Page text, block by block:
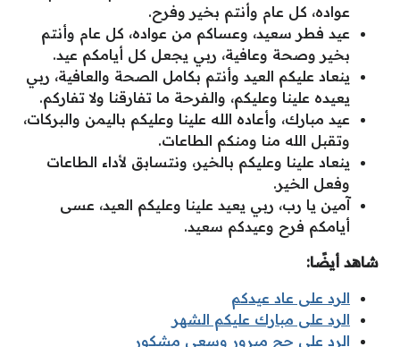
عواده، كل عام وأنتم بخير وفرح.
عيد فطر سعيد، وعساكم من عواده، كل عام وأنتم
بخير وصحة وعافية، ربي يجعل كل أيامكم عيد.
ينعاد عليكم العيد وأنتم بكامل الصحة والعافية، ربي
يعيده علينا وعليكم، والفرحة ما تفارقنا ولا تفاركم.
عيد مبارك، وأعاده الله علينا وعليكم باليمن والبركات،
وتقبل الله منا ومنكم الطاعات.
ينعاد علينا وعليكم بالخير، ونتسابق لأداء الطاعات
وفعل الخير.
آمين يا رب، ربي يعيد علينا وعليكم العيد، عسى
أيامكم فرح وعيدكم سعيد.
شاهد أيضًا:
الرد على عاد عيدكم
الرد على مبارك عليكم الشهر
الرد على حج مبرور وسعي مشكور